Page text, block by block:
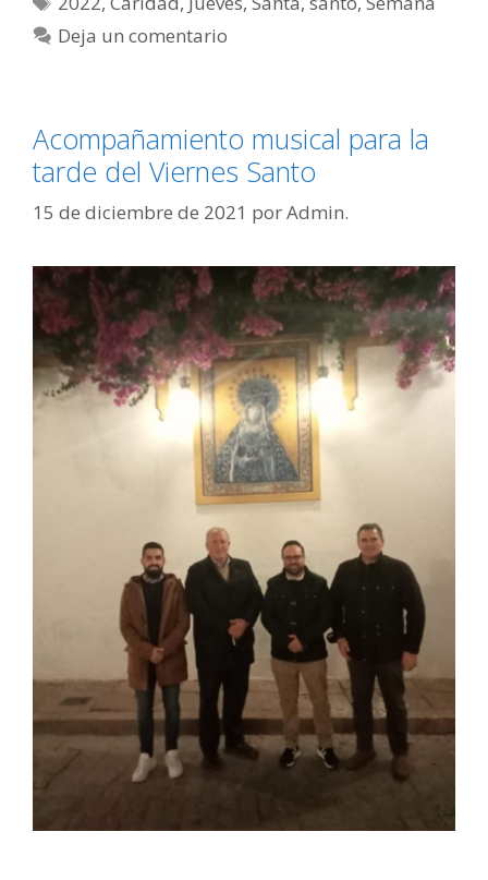
Deja un comentario
Acompañamiento musical para la
tarde del Viernes Santo
15 de diciembre de 2021 porAdmin.